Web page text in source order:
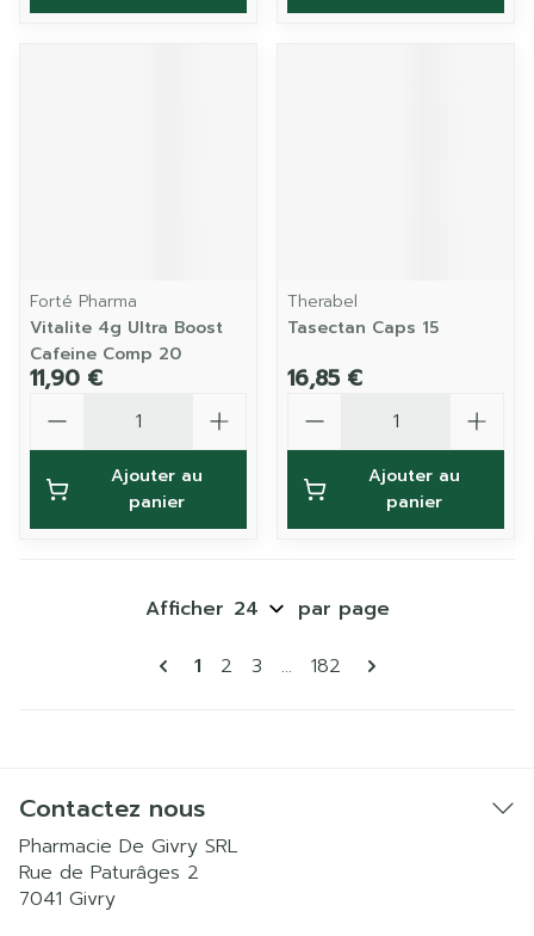
Forté Pharma
Vitalite 4g Ultra Boost
Cafeine Comp 20
11,90 €
Ajouter au
panier
Therabel
Tasectan Caps 15
16,85 €
Ajouter au
panier
Pages
Vous lisez actuellement la page
1 Page
2 Page
3 ... Page
182
Afficher par page
Contactez nous
Pharmacie De Givry SRL
Rue de Paturâges 2
7041 Givry